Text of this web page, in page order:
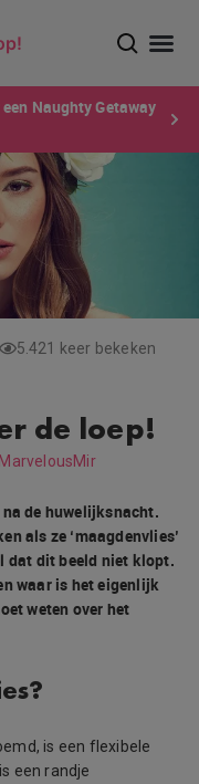
Naughty Getaway
5.421 keer bekeken
de loep!
MarvelousMir
de huwelijksnacht.
als ze ‘maagdenvlies’
dat dit beeld niet klopt.
waar is het eigenlijk
weten over het
is een flexibele
een randje